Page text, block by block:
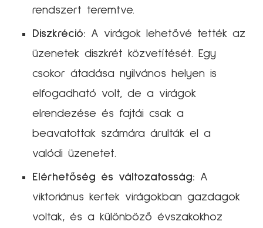
rendszert teremtve.
Diszkréció: A virágok lehetővé tették az
üzenetek diszkrét közvetítését. Egy
csokor átadása nyilvános helyen is
elfogadható volt, de a virágok
elrendezése és fajtái csak a
beavatottak számára árulták el a
valódi üzenetet.
Elérhetőség és változatosság: A
viktoriánus kertek virágokban gazdagok
voltak, és a különböző évszakokhoz